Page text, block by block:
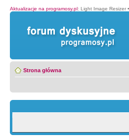
Aktualizacje na programosy.pl: Light Image Resizer •
Strona główna